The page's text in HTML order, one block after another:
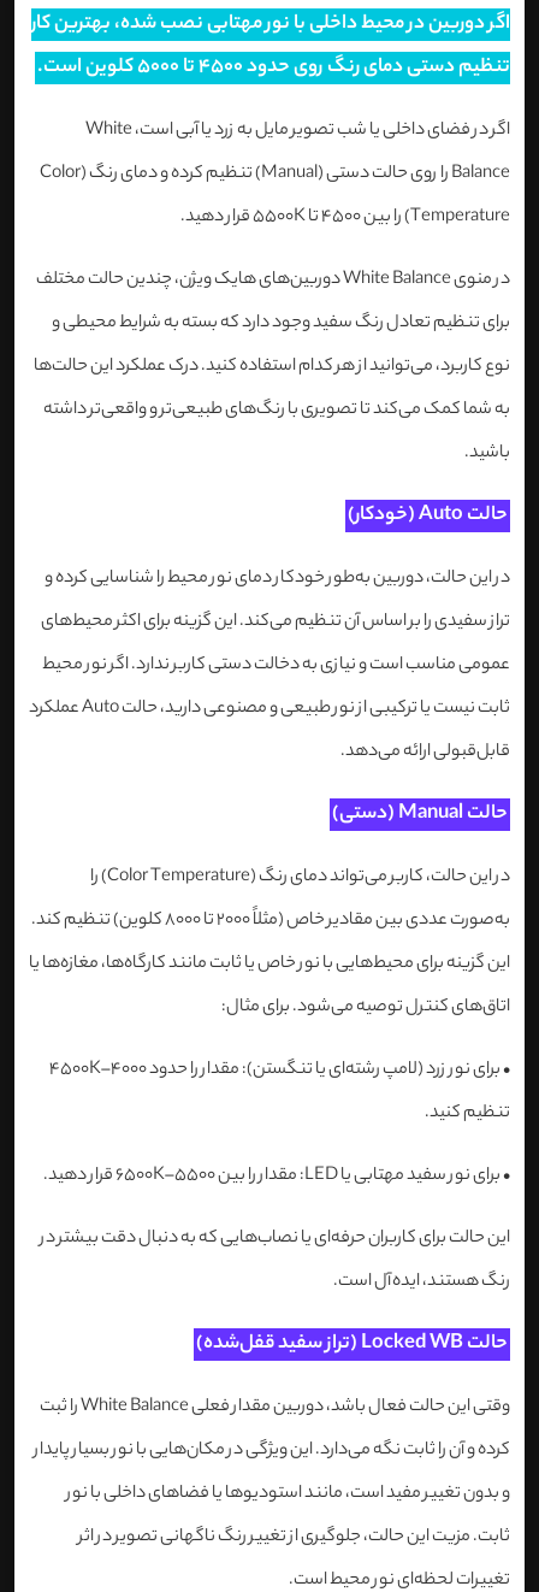
اگر دوربین در محیط داخلی با نور مهتابی نصب شده، بهترین کار
تنظیم دستی دمای رنگ روی حدود ۴۵۰۰ تا ۵۰۰۰ کلوین است.
اگر در فضای داخلی یا شب تصویر مایل به زرد یا آبی است، White
Balance را روی حالت دستی (Manual) تنظیم کرده و دمای رنگ (Color
Temperature) را بین 4500 تا 5500K قرار دهید.
در منوی White Balance دوربین‌های هایک ویژن، چندین حالت مختلف
برای تنظیم تعادل رنگ سفید وجود دارد که بسته به شرایط محیطی و
نوع کاربرد، می‌توانید از هر کدام استفاده کنید. درک عملکرد این حالت‌ها
به شما کمک می‌کند تا تصویری با رنگ‌های طبیعی‌تر و واقعی‌تر داشته
باشید.
حالت Auto (خودکار)
در این حالت، دوربین به‌طور خودکار دمای نور محیط را شناسایی کرده و
تراز سفیدی را بر اساس آن تنظیم می‌کند. این گزینه برای اکثر محیط‌های
عمومی مناسب است و نیازی به دخالت دستی کاربر ندارد. اگر نور محیط
ثابت نیست یا ترکیبی از نور طبیعی و مصنوعی دارید، حالت Auto عملکرد
قابل‌قبولی ارائه می‌دهد.
حالت Manual (دستی)
در این حالت، کاربر می‌تواند دمای رنگ (Color Temperature) را
به‌صورت عددی بین مقادیر خاص (مثلاً 2000 تا 8000 کلوین) تنظیم کند.
این گزینه برای محیط‌هایی با نور خاص یا ثابت مانند کارگاه‌ها، مغازه‌ها یا
اتاق‌های کنترل توصیه می‌شود. برای مثال:
•
برای نور زرد (لامپ رشته‌ای یا تنگستن): مقدار را حدود 4000–4500K
تنظیم کنید.
•برای نور سفید مهتابی یا LED: مقدار را بین 5500–6500K قرار دهید.
این حالت برای کاربران حرفه‌ای یا نصاب‌هایی که به دنبال دقت بیشتر در
رنگ هستند، ایده‌آل است.
حالت Locked WB (تراز سفید قفل‌شده)
وقتی این حالت فعال باشد، دوربین مقدار فعلی White Balance را ثبت
کرده و آن را ثابت نگه می‌دارد. این ویژگی در مکان‌هایی با نور بسیار پایدار
و بدون تغییر مفید است، مانند استودیوها یا فضاهای داخلی با نور
ثابت. مزیت این حالت، جلوگیری از تغییر رنگ ناگهانی تصویر در اثر
تغییرات لحظه‌ای نور محیط است.